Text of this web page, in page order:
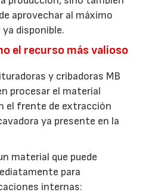
aprovechar al máximo
disponible.
el recurso más valioso
y cribadoras MB
procesar el material
el frente de extracción
ya presente en la
material que puede
para
internas: